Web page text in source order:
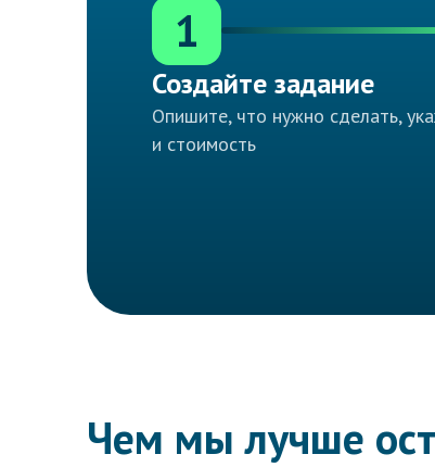
1
Создайте задание
Опишите, что нужно сделать,
и стоимость
Чем мы лучше